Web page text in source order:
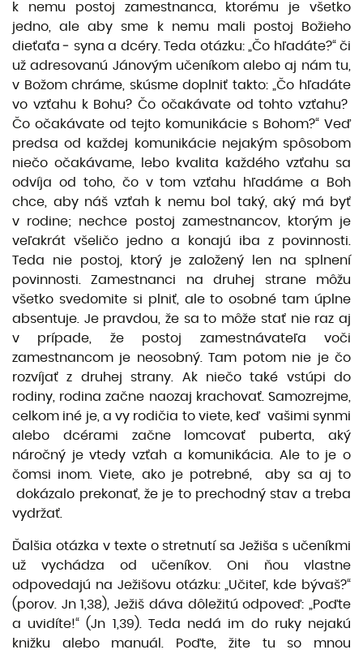
k nemu postoj zamestnanca, ktorému je všetko
jedno, ale aby sme k nemu mali postoj Božieho
dieťaťa ‒ syna a dcéry. Teda otázku: „Čo hľadáte?“ či
už adresovanú Jánovým učeníkom alebo aj nám tu,
v Božom chráme, skúsme doplniť takto: „Čo hľadáte
vo vzťahu k Bohu? Čo očakávate od tohto vzťahu?
Čo očakávate od tejto komunikácie s Bohom?“ Veď
predsa od každej komunikácie nejakým spôsobom
niečo očakávame, lebo kvalita každého vzťahu sa
odvíja od toho, čo v tom vzťahu hľadáme a Boh
chce, aby náš vzťah k nemu bol taký, aký má byť
v rodine; nechce postoj zamestnancov, ktorým je
veľakrát všeličo jedno a konajú iba z povinnosti.
Teda nie postoj, ktorý je založený len na splnení
povinnosti. Zamestnanci na druhej strane môžu
všetko svedomite si plniť, ale to osobné tam úplne
absentuje. Je pravdou, že sa to môže stať nie raz aj
v prípade, že postoj zamestnávateľa voči
zamestnancom je neosobný. Tam potom nie je čo
rozvíjať z druhej strany. Ak niečo také vstúpi do
rodiny, rodina začne naozaj krachovať. Samozrejme,
celkom iné je, a vy rodičia to viete, keď vašimi synmi
alebo dcérami začne lomcovať puberta, aký
náročný je vtedy vzťah a komunikácia. Ale to je o
čomsi inom. Viete, ako je potrebné, aby sa aj to
dokázalo prekonať, že je to prechodný stav a treba
vydržať.
Ďalšia otázka v texte o stretnutí sa Ježiša s učeníkmi
už vychádza od učeníkov. Oni ňou vlastne
odpovedajú na Ježišovu otázku: „Učiteľ, kde bývaš?“
(porov. Jn 1,38), Ježiš dáva dôležitú odpoveď: „Poďte
a uvidíte!“ (Jn 1,39). Teda nedá im do ruky nejakú
knižku alebo manuál. Poďte, žite tu so mnou